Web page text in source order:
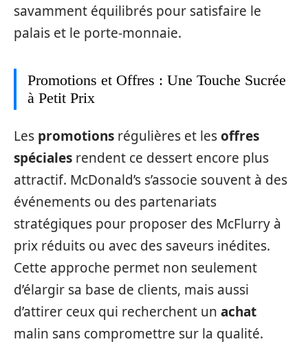
savamment équilibrés pour satisfaire le
palais et le porte-monnaie.
Promotions et Offres : Une Touche Sucrée
à Petit Prix
Les promotions régulières et lesoffres
spéciales rendent ce dessert encore plus
attractif. McDonald’s s’associe souvent à des
événements ou des partenariats
stratégiques pour proposer des McFlurry à
prix réduits ou avec des saveurs inédites.
Cette approche permet non seulement
d’élargir sa base de clients, mais aussi
d’attirer ceux qui recherchent un achat
malin sans compromettre sur la qualité.